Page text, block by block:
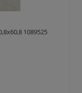
1089525